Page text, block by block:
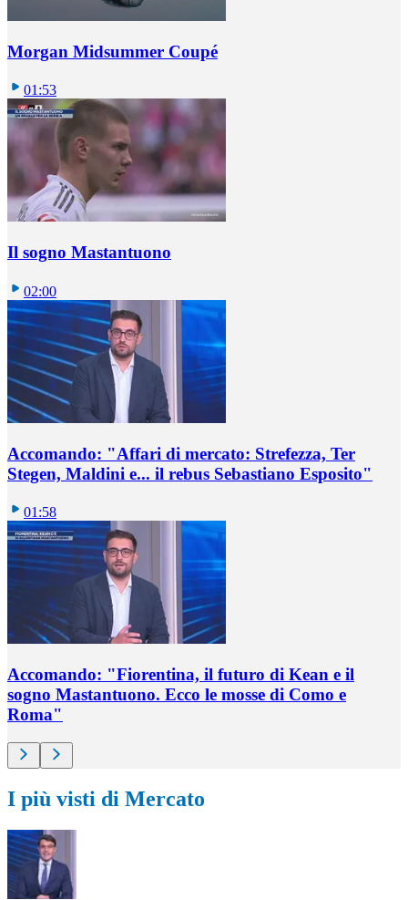
Morgan Midsummer Coupé
01:53
Il sogno Mastantuono
02:00
Accomando: "Affari di mercato: Strefezza, Ter
Stegen, Maldini e... il rebus Sebastiano Esposito"
01:58
Accomando: "Fiorentina, il futuro di Kean e il
sogno Mastantuono. Ecco le mosse di Como e
Roma"
I più visti di Mercato